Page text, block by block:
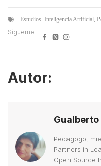
Estudios, Inteligencia Artificial,
Sígueme
Autor:
Gualberto
Pedagogo,
Partners in
Open Source